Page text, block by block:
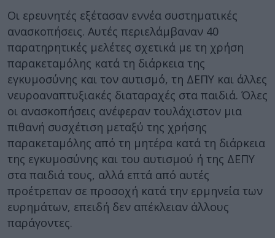
Οι ερευνητές εξέτασαν εννέα συστηματικές
ανασκοπήσεις. Αυτές περιελάμβαναν 40
παρατηρητικές μελέτες σχετικά με τη χρήση
παρακεταμόλης κατά τη διάρκεια της
εγκυμοσύνης και τον αυτισμό, τη ΔΕΠΥ και άλλες
νευροαναπτυξιακές διαταραχές στα παιδιά. Όλες
οι ανασκοπήσεις ανέφεραν τουλάχιστον μια
πιθανή συσχέτιση μεταξύ της χρήσης
παρακεταμόλης από τη μητέρα κατά τη διάρκεια
της εγκυμοσύνης και του αυτισμού ή της ΔΕΠΥ
στα παιδιά τους, αλλά επτά από αυτές
προέτρεπαν σε προσοχή κατά την ερμηνεία των
ευρημάτων, επειδή δεν απέκλειαν άλλους
παράγοντες.